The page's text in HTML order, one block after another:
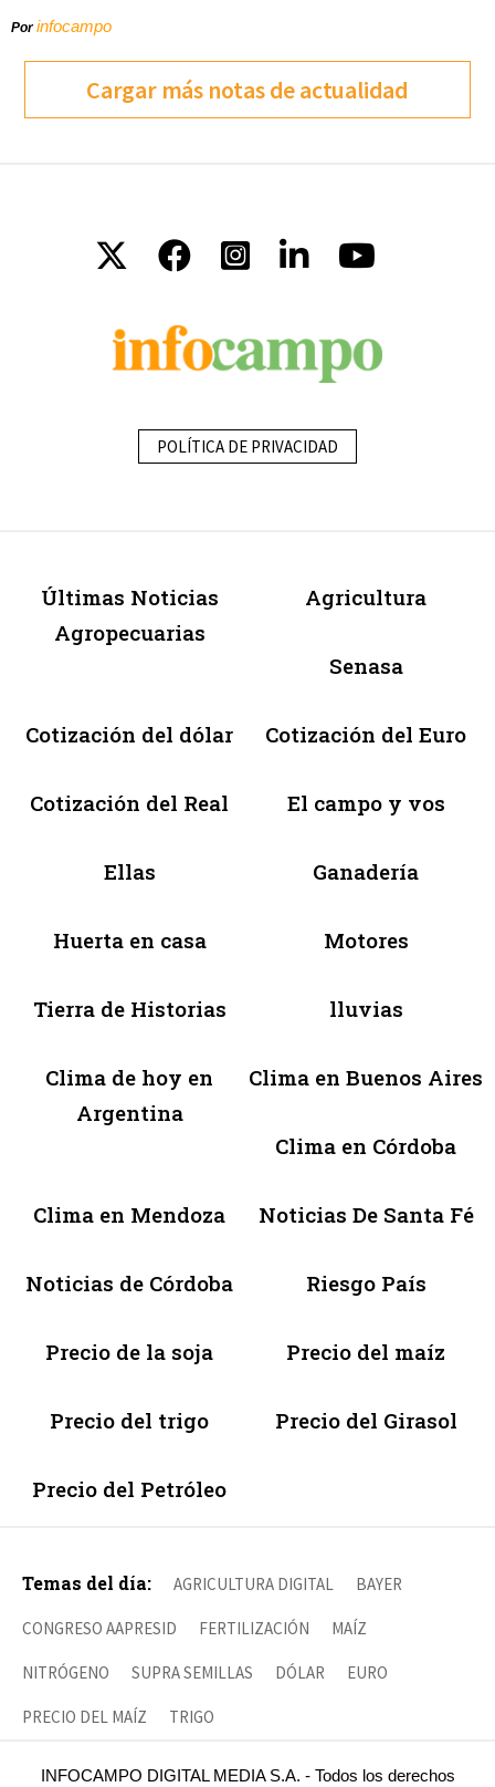
Porinfocampo
Cargar más notas de actualidad
POLÍTICA DE PRIVACIDAD
Últimas Noticias
Agropecuarias
Agricultura
Senasa
Cotización del dólar Cotización del Euro
Cotización del Real El campo y vos
Ellas Ganadería
Huerta en casa Motores
Tierra de Historias lluvias
Clima de hoy en
Argentina
Clima en Buenos Aires
Clima en Córdoba
Clima en Mendoza Noticias De Santa Fé
Noticias de Córdoba Riesgo País
Precio de la soja Precio del maíz
Precio del trigo Precio del Girasol
Precio del Petróleo
Temas del día: AGRICULTURA DIGITAL BAYER
CONGRESO AAPRESID FERTILIZACIÓN MAÍZ
NITRÓGENO SUPRA SEMILLAS DÓLAR EURO
PRECIO DEL MAÍZ TRIGO
INFOCAMPO DIGITAL MEDIA S.A. - Todos los derechos